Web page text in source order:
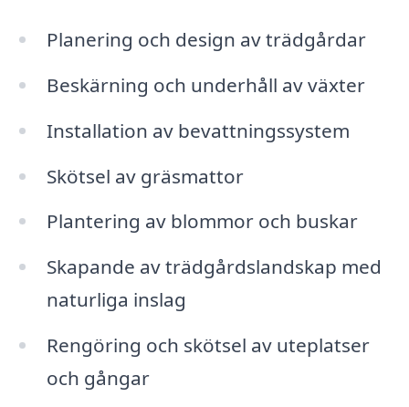
Planering och design av trädgårdar
Beskärning och underhåll av växter
Installation av bevattningssystem
Skötsel av gräsmattor
Plantering av blommor och buskar
Skapande av trädgårdslandskap med
naturliga inslag
Rengöring och skötsel av uteplatser
och gångar